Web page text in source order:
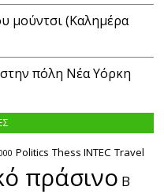
μούντσι (Καλημέρα
πόλη Νέα Υόρκη
Politics Thess INTEC Travel
πράσινο Β